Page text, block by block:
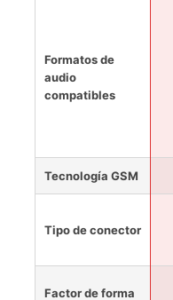
Formatos de
audio
compatibles
Tecnología GSM
Tipo de conector
Factor de forma